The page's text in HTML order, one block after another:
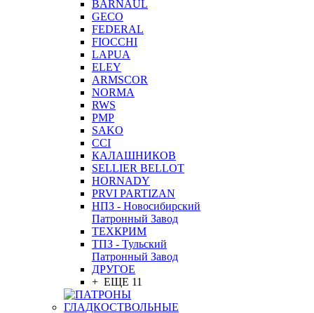
BARNAUL
GEСO
FEDERAL
FIOCCHI
LAPUA
ELEY
ARMSCOR
NORMA
RWS
PMP
SAKO
CCI
КАЛАШНИКОВ
SELLIER BELLOT
HORNADY
PRVI PARTIZAN
НПЗ - Новосибирский
Патронный Завод
ТЕХКРИМ
ТПЗ - Тульский
Патронный Завод
ДРУГОЕ
+ ЕЩЕ 11